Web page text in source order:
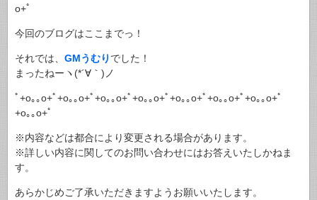
o+ﾟ
今回のブログはここまでっ！
それでは、 GMうむり でした！
まったねーヽ(*´∀｀)ノ
ﾟ+o｡｡o+ﾟ+o｡｡o+ﾟ+o｡｡o+ﾟ+o｡｡o+ﾟ+o｡｡o+ﾟ+o｡｡o+ﾟ+o｡｡o+ﾟ
+o｡｡o+ﾟ
※内容などは都合により変更される場合があります。
※詳しい内容に関してのお問い合わせにはお答えいたしかねま
す。
あらかじめご了承いただきますようお願いいたします。